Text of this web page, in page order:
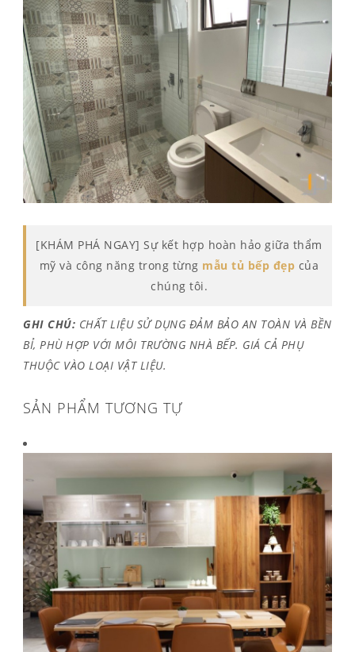
[KHÁM PHÁ NGAY] Sự kết hợp hoàn hảo giữa thẩm
mỹ và công năng trong từng mẫu tủ bếp đẹp của
chúng tôi.
GHI CHÚ: CHẤT LIỆU SỬ DỤNG ĐẢM BẢO AN TOÀN VÀ BỀN
BỈ, PHÙ HỢP VỚI MÔI TRƯỜNG NHÀ BẾP. GIÁ CẢ PHỤ
THUỘC VÀO LOẠI VẬT LIỆU.
SẢN PHẨM TƯƠNG TỰ